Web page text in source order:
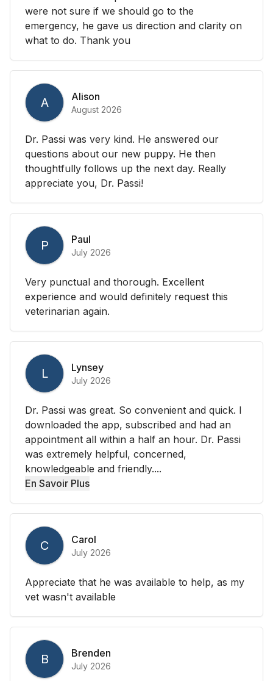
were not sure if we should go to the
emergency, he gave us direction and clarity on
what to do. Thank you
A Alison
August 2026
Dr. Passi was very kind. He answered our
questions about our new puppy. He then
thoughtfully follows up the next day. Really
appreciate you, Dr. Passi!
P Paul
July 2026
Very punctual and thorough. Excellent
experience and would definitely request this
veterinarian again.
L Lynsey
July 2026
Dr. Passi was great. So convenient and quick. I
downloaded the app, subscribed and had an
appointment all within a half an hour. Dr. Passi
was extremely helpful, concerned,
knowledgeable and friendly....
En Savoir Plus
C Carol
July 2026
Appreciate that he was available to help, as my
vet wasn't available
B Brenden
July 2026